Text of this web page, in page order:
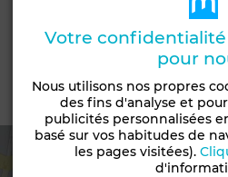
Livraison
Emplacement
Votre
pour
Nous utilisons nos propres
des fins d'analyse et
publicités personnalisées
basé sur vos habitudes de
les pages visitées).